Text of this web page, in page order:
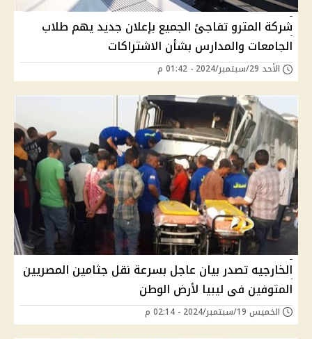
شركة المترو تفاجئ الجميع بإعلان جديد يهم طلاب
الجامعات والمدارس بشأن الاشتراكات
الأحد 29/سبتمبر/2024 - 01:42 م
الخارجيه تصدر بيان عاجل بسرعة نقل جثامين المصريين
المتوفين فى ليبيا لأرض الوطن
الخميس 19/سبتمبر/2024 - 02:14 م